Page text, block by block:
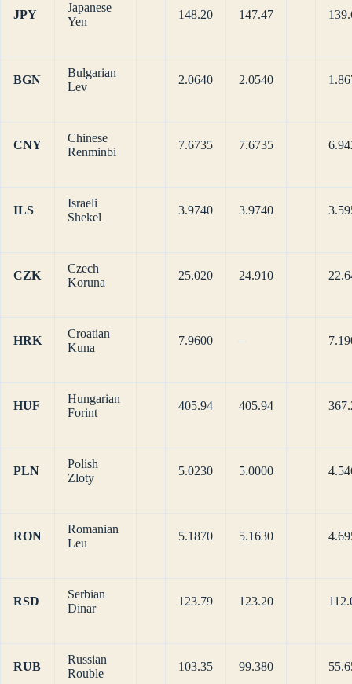
JPY
Japanese
Yen
148.20 147.47
BGN
Bulgarian
Lev
2.0640 2.0540
CNY
Chinese
Renminbi
7.6735 7.6735
ILS
Israeli
Shekel
3.9740 3.9740
CZK
Czech
Koruna
25.020 24.910
HRK
Croatian
Kuna
7.9600 –
HUF
Hungarian
Forint
405.94 405.94
PLN
Polish
Zloty
5.0230 5.0000
RON
Romanian
Leu
5.1870 5.1630
RSD
Serbian
Dinar
123.79 123.20
RUB
Russian
Rouble
103.35 99.380